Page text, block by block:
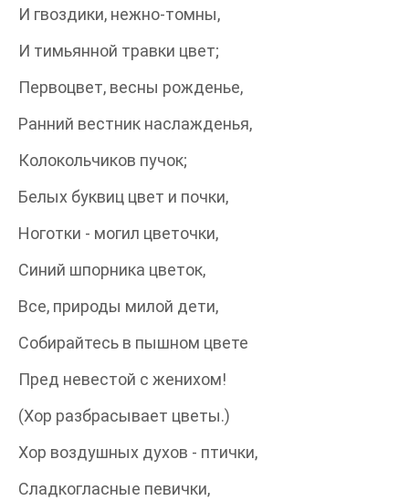
И гвоздики, нежно-томны,
И тимьянной травки цвет;
Первоцвет, весны рожденье,
Ранний вестник наслажденья,
Колокольчиков пучок;
Белых буквиц цвет и почки,
Ноготки - могил цветочки,
Синий шпорника цветок,
Все, природы милой дети,
Собирайтесь в пышном цвете
Пред невестой с женихом!
(Хор разбрасывает цветы.)
Хор воздушных духов - птички,
Сладкогласные певички,